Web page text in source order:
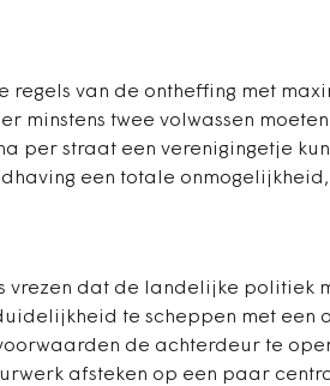
regels van de ontheffing met
minstens twee volwassen
per straat een verenigingetje
een totale onmogelijkheid,
vrezen dat de landelijke politiek
te scheppen met een
de achterdeur te
afsteken op een paar